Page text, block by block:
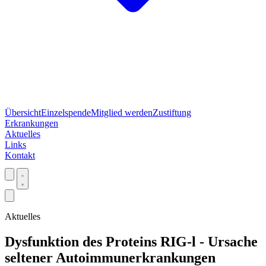
ÜbersichtEinzelspendeMitglied werdenZustiftung
Erkrankungen
Aktuelles
Links
Kontakt
Aktuelles
Dysfunktion des Proteins RIG-l - Ursache
seltener Autoimmunerkrankungen